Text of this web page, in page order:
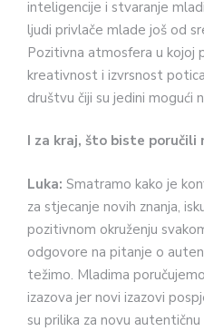
inteligencije i stvaranje
ljudi privlače mlade još od
Pozitivna atmosfera u kojoj
kreativnost i izvrsnost
društvu čiji su jedini mogući
I za kraj, što biste poručili
Luka: Smatramo kako je
za stjecanje novih znanja,
pozitivnom okruženju
odgovore na pitanje o
težimo. Mladima
izazova jer novi izazovi
su prilika za novu